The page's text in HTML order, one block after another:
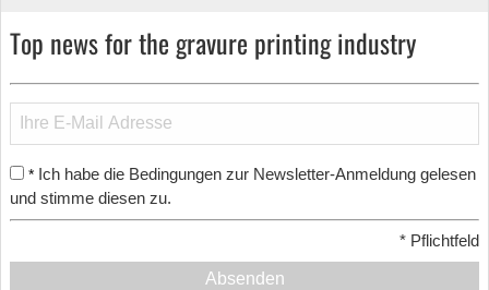
Top news for the gravure printing industry
* Ich habe die Bedingungen zur Newsletter-Anmeldung gelesen
und stimme diesen zu.
* Pflichtfeld
Absenden